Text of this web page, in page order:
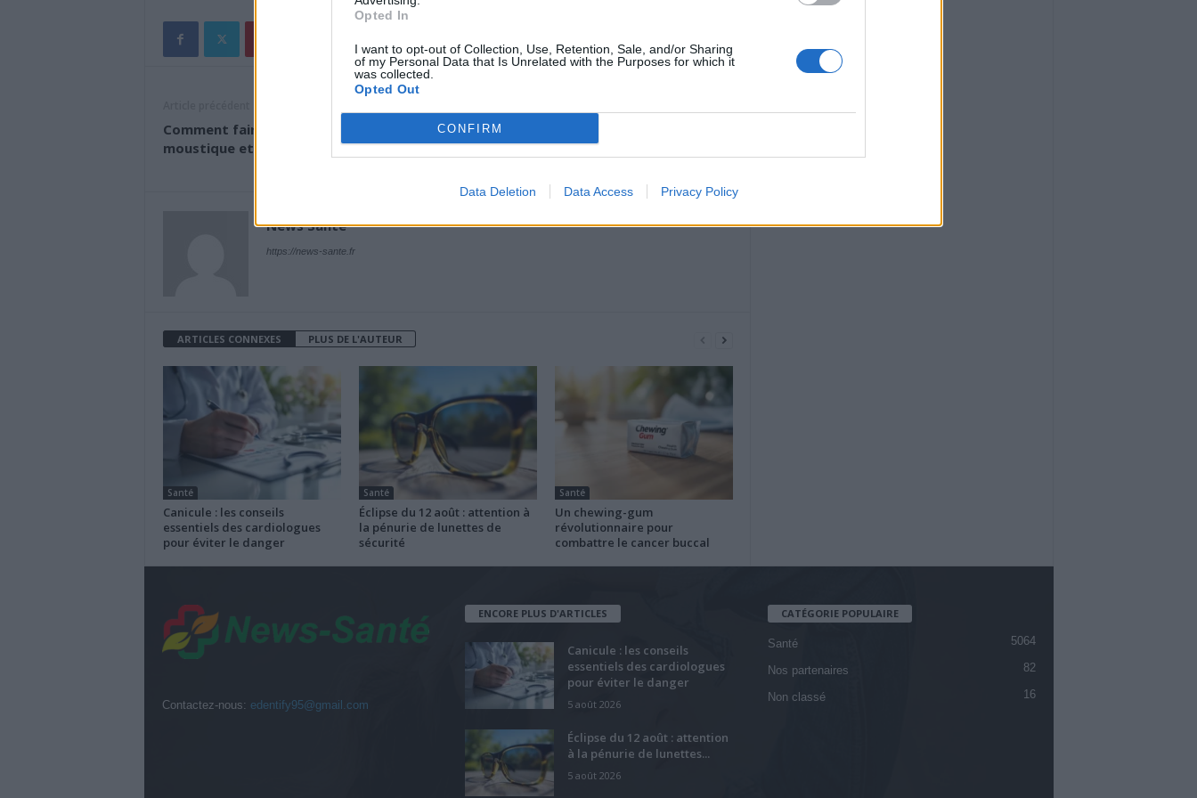
Opted In
I want to opt-out of Collection, Use, Retention, Sale, and/or Sharing
of my Personal Data that Is Unrelated with the Purposes for which it
was collected.
Opted Out
CONFIRM
Data Deletion Data Access Privacy Policy
Comment faire la différence entre un
moustique et un moustique tigre ?
Pourquoi utiliser une gourde isotherme
News Santé
https://news-sante.fr
ARTICLES CONNEXES PLUS DE L'AUTEUR
Santé
Canicule : les conseils
essentiels des cardiologues
pour éviter le danger
Santé
Éclipse du 12 août : attention à
la pénurie de lunettes de
sécurité
Santé
Un chewing-gum
révolutionnaire pour
combattre le cancer buccal
Contactez-nous: edentify95@gmail.com
ENCORE PLUS D'ARTICLES
Canicule : les conseils
essentiels des cardiologues
pour éviter le danger
5 août 2026
Éclipse du 12 août : attention
à la pénurie de lunettes...
5 août 2026
CATÉGORIE POPULAIRE
Santé 5064
Nos partenaires 82
Non classé 16